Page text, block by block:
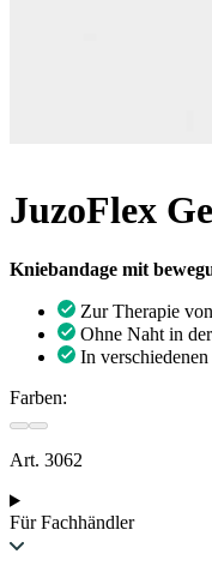
JuzoFlex
Kniebandage mit
Zur Therapie
Ohne Naht in
In
Farben:
Art. 3062
Für Fachhändler